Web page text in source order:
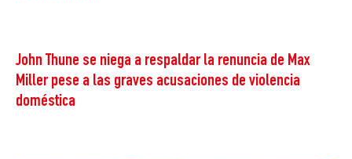
John Thune se niega a respaldar la renuncia de Max
Miller pese a las graves acusaciones de violencia
doméstica